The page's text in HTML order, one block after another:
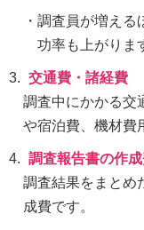
調査員が増える
功率も上がりま
交通費・諸経費
調査中にかかる交
や宿泊費、機材費
調査報告書の作成
調査結果をまとめ
成費です。